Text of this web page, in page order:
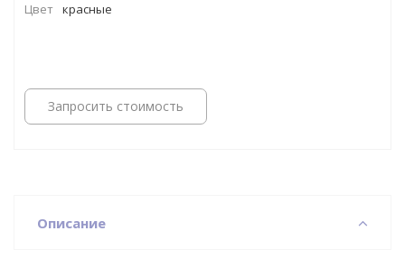
Цвет красные
Запросить стоимость
Описание